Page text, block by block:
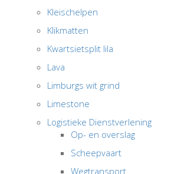
Kleischelpen
Klikmatten
Kwartsietsplit lila
Lava
Limburgs wit grind
Limestone
Logistieke Dienstverlening
Op- en overslag
Scheepvaart
Wegtransport